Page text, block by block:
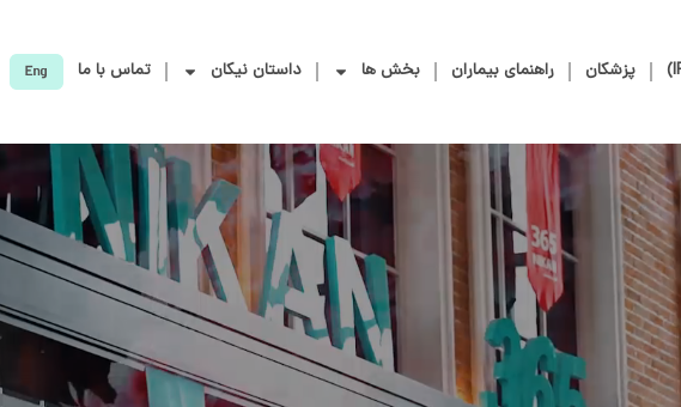
پزشکان راهنمای بیماران بخش ها داستان نیکان تماس با ما